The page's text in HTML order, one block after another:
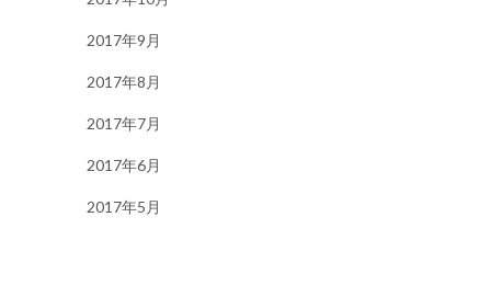
2017年9月
2017年8月
2017年7月
2017年6月
2017年5月